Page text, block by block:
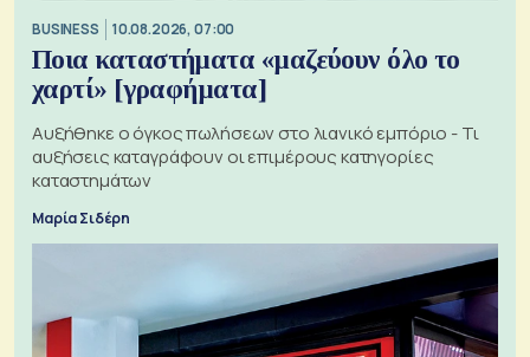
BUSINESS 10.08.2026, 07:00
Ποια καταστήματα «μαζεύουν όλο το
χαρτί» [γραφήματα]
Αυξήθηκε ο όγκος πωλήσεων στο λιανικό εμπόριο - Τι
αυξήσεις καταγράφουν οι επιμέρους κατηγορίες
καταστημάτων
Μαρία Σιδέρη